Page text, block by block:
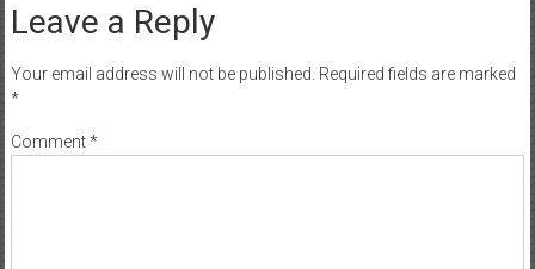
Leave a Reply
Your email address will not be published. Required fields are marked
*
Comment*